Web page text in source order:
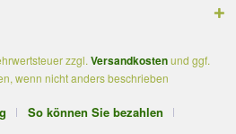
zzgl. Versandkostenund ggf.
wenn nicht anders beschrieben
So können Sie bezahlen